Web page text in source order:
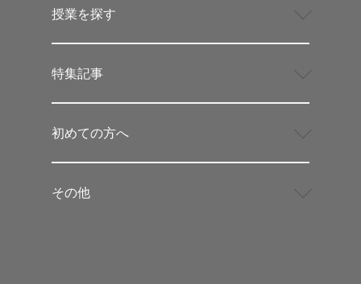
授業を探す
特集記事
初めての方へ
その他